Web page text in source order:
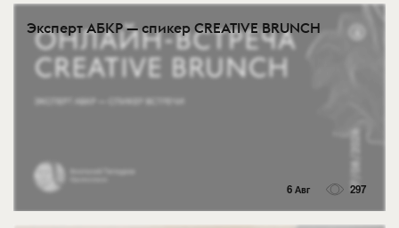
Эксперт АБКР — спикер CREATIVE BRUNCH
6 Авг 297